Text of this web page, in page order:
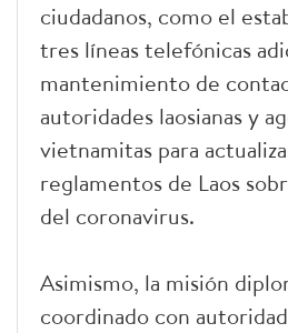
ciudadanos, como el
tres líneas telefónicas
mantenimiento de
autoridades laosianas y
vietnamitas para
reglamentos de Laos
del coronavirus.
Asimismo, la misión
coordinado con